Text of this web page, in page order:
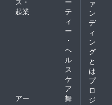
起業
テ
ィ
ー
・
ヘ
ル
ス
ケ
ア
アー
舞
ァ
ン
デ
ィ
ン
グ
と
は
プ
ロ
ジ